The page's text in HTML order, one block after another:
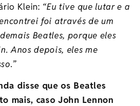
Klein: “Eu tive que lutar e a
foi através de um
Beatles, porque eles
Anos depois, eles me
disse que os Beatles
mais, caso John Lennon